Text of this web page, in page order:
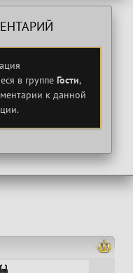
в группе Гости,
к данной